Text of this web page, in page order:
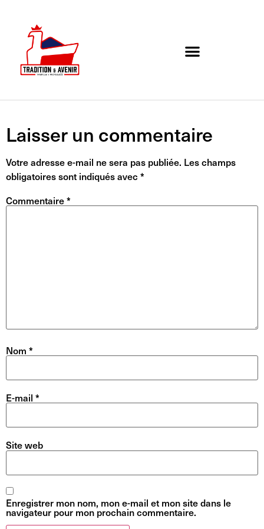
Laisser un commentaire
Votre adresse e-mail ne sera pas publiée. Les champs
obligatoires sont indiqués avec *
Commentaire*
Nom *
E-mail *
Site web
Enregistrer mon nom, mon e-mail et mon site dans le
navigateur pour mon prochain commentaire.